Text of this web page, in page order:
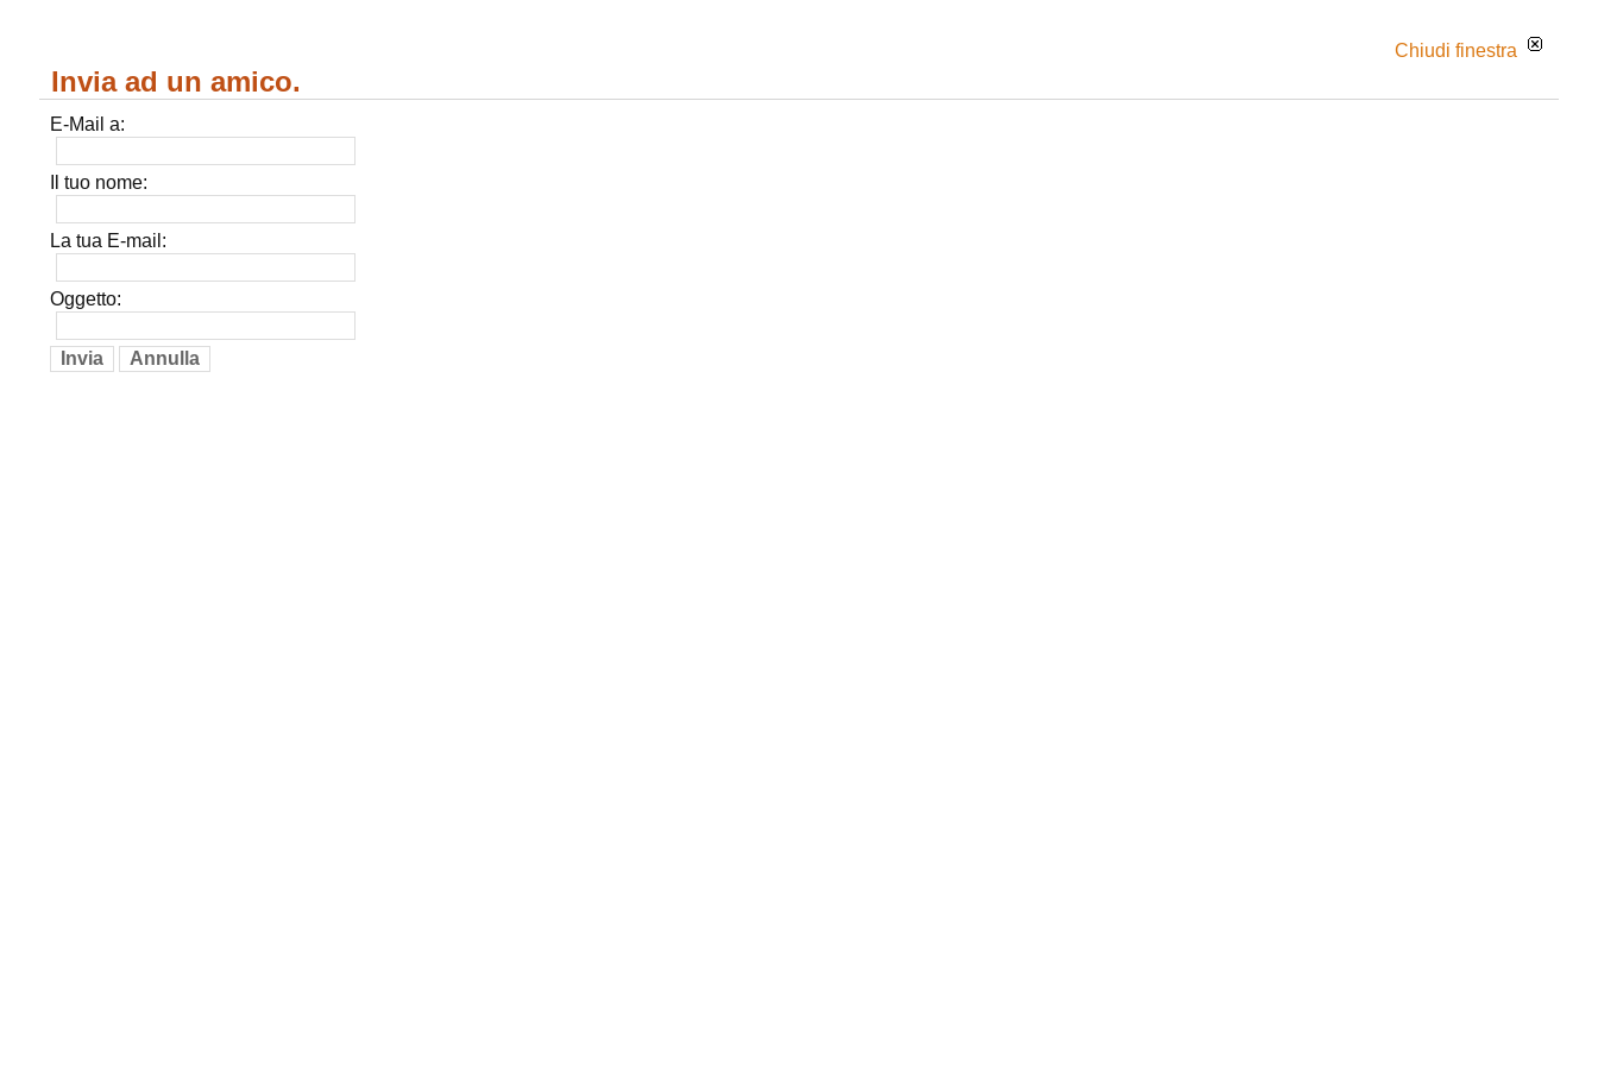
Chiudi finestra
Invia ad un amico.
E-Mail a:
Il tuo nome:
La tua E-mail:
Oggetto:
Invia Annulla